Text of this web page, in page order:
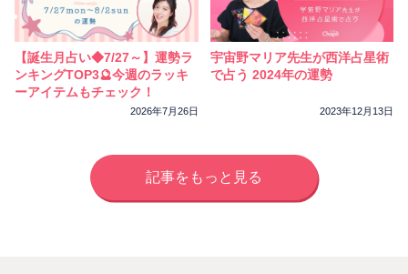
【誕生月占い◆7/27～】運勢ラ
ンキングTOP3🔮今週のラッキ
ーアイテムもチェック！
2026年7月26日
宇宙野マリア先生が西洋占星術
で占う 2024年の運勢
2023年12月13日
記事をもっと見る